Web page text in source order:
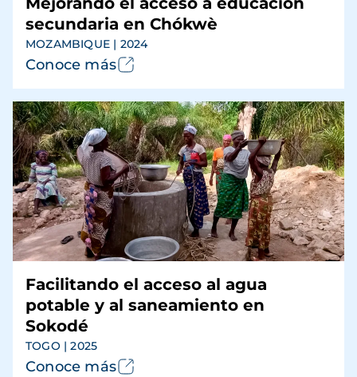
secundaria en Chókwè
MOZAMBIQUE | 2024
Conoce más
Facilitando el acceso al agua
potable y al saneamiento en
Sokodé
TOGO | 2025
Conoce más